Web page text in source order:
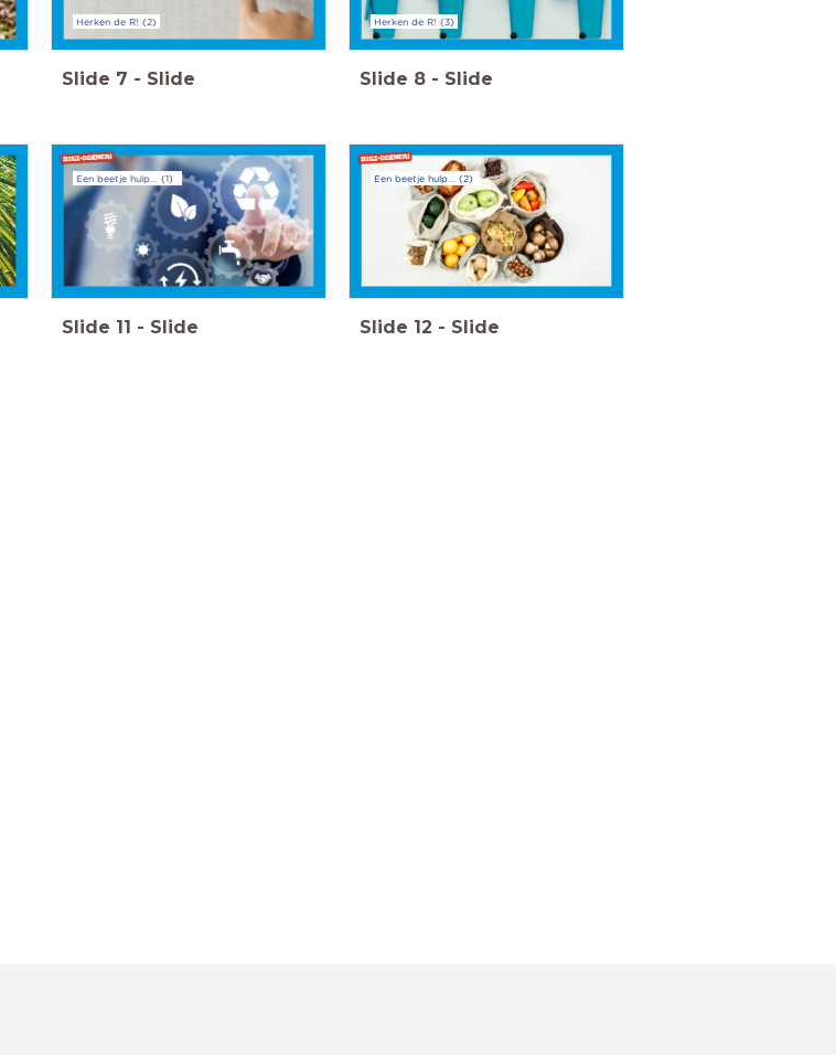
Herken de R! (2)
Slide 7 - Slide
Herken de R! (3)
Slide 8 - Slide
Een beetje hulp… (1)
Slide 11 - Slide
Een beetje hulp… (2)
Slide 12 - Slide